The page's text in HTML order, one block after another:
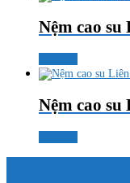
Nệm cao su
Nệm cao su